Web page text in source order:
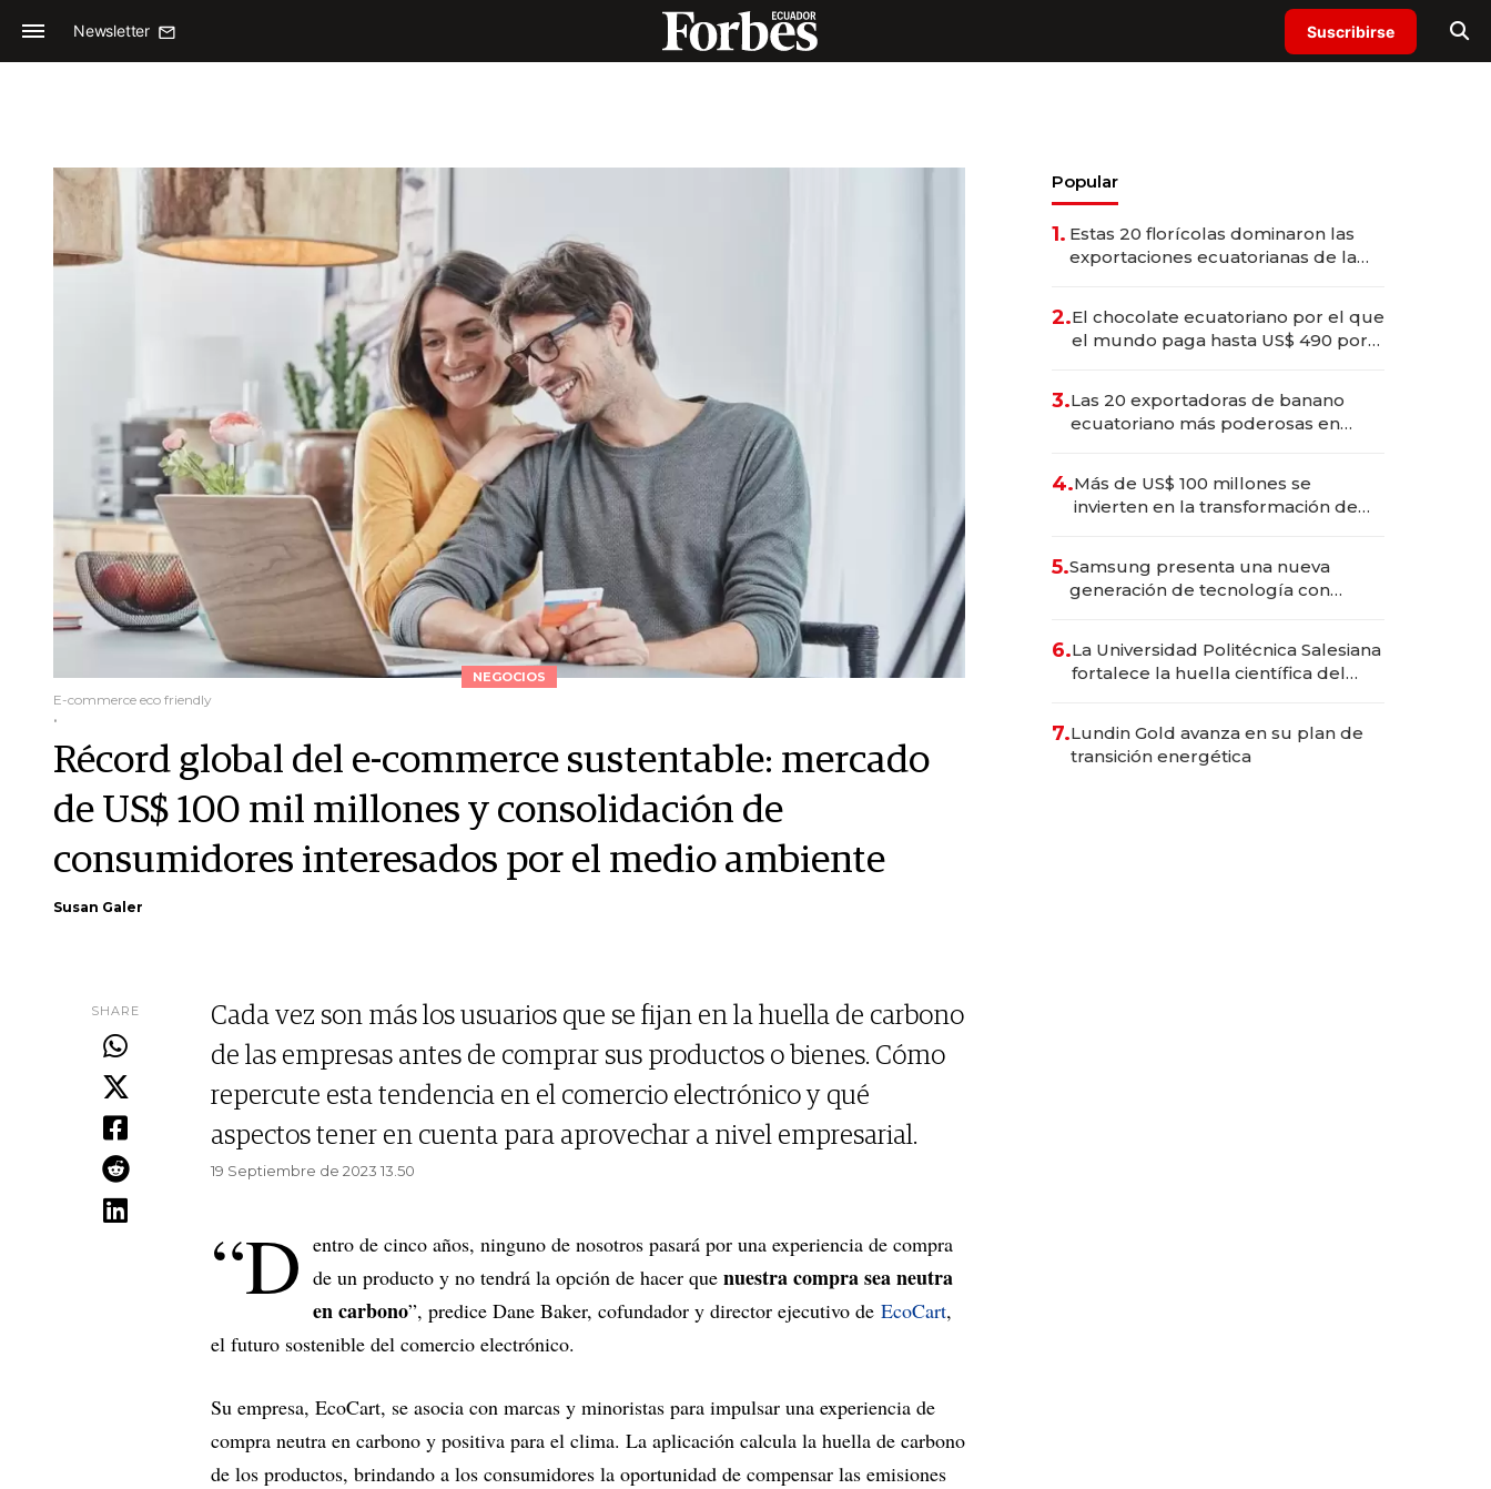
Newsletter Suscribirse
NEGOCIOS
E-commerce eco friendly
.
Récord global del e-commerce sustentable: mercado
de US$ 100 mil millones y consolidación de
consumidores interesados por el medio ambiente
Susan Galer
SHARE
Cada vez son más los usuarios que se fijan en la huella de carbono
de las empresas antes de comprar sus productos o bienes. Cómo
repercute esta tendencia en el comercio electrónico y qué
aspectos tener en cuenta para aprovechar a nivel empresarial.
19 Septiembre de 2023 13.50
“D entro de cinco años, ninguno de nosotros pasará por una experiencia de compra
de un producto y no tendrá la opción de hacer que nuestra compra sea neutra
en carbono”, predice Dane Baker, cofundador y director ejecutivo de EcoCart,
el futuro sostenible del comercio electrónico.
Su empresa, EcoCart, se asocia con marcas y minoristas para impulsar una experiencia de
compra neutra en carbono y positiva para el clima. La aplicación calcula la huella de carbono
de los productos, brindando a los consumidores la oportunidad de compensar las emisiones
Popular
1. Estas 20 florícolas dominaron las
exportaciones ecuatorianas de la
2.El chocolate ecuatoriano por el que
el mundo paga hasta US$ 490 por
3.Las 20 exportadoras de banano
ecuatoriano más poderosas en
4.Más de US$ 100 millones se
invierten en la transformación de
5.Samsung presenta una nueva
generación de tecnología con
6.La Universidad Politécnica Salesiana
fortalece la huella científica del
7.Lundin Gold avanza en su plan de
transición energética